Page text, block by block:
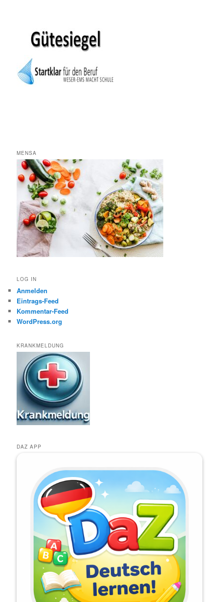
MENSA
LOG IN
Anmelden
Eintrags-Feed
Kommentar-Feed
WordPress.org
KRANKMELDUNG
DAZ APP